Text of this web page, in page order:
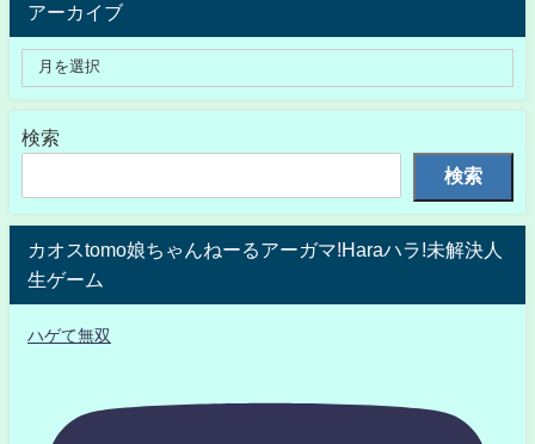
アーカイブ
検索
検索
カオスtomo娘ちゃんねーるアーガマ!Haraハラ!未解決人
生ゲーム
ハゲて無双